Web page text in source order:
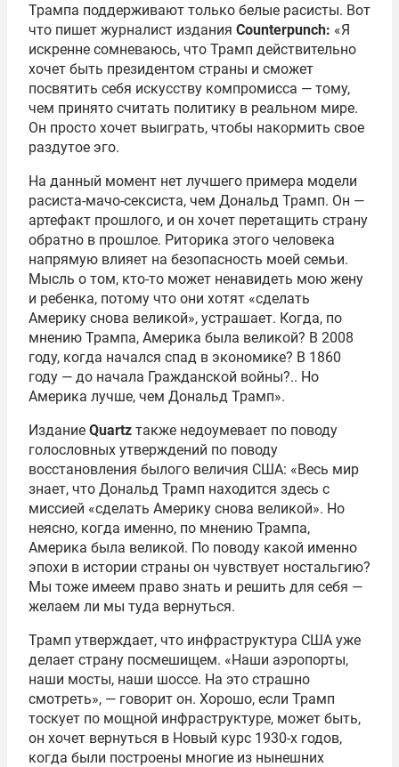
Трампа поддерживают только белые расисты. Вот
что пишет журналист издания Counterpunch: «Я
искренне сомневаюсь, что Трамп действительно
хочет быть президентом страны и сможет
посвятить себя искусству компромисса — тому,
чем принято считать политику в реальном мире.
Он просто хочет выиграть, чтобы накормить свое
раздутое эго.
На данный момент нет лучшего примера модели
расиста-мачо-сексиста, чем Дональд Трамп. Он —
артефакт прошлого, и он хочет перетащить страну
обратно в прошлое. Риторика этого человека
напрямую влияет на безопасность моей семьи.
Мысль о том, кто-то может ненавидеть мою жену
и ребенка, потому что они хотят «сделать
Америку снова великой», устрашает. Когда, по
мнению Трампа, Америка была великой? В 2008
году, когда начался спад в экономике? В 1860
году — до начала Гражданской войны?.. Но
Америка лучше, чем Дональд Трамп».
Издание Quartz также недоумевает по поводу
голословных утверждений по поводу
восстановления былого величия США: «Весь мир
знает, что Дональд Трамп находится здесь с
миссией «сделать Америку снова великой». Но
неясно, когда именно, по мнению Трампа,
Америка была великой. По поводу какой именно
эпохи в истории страны он чувствует ностальгию?
Мы тоже имеем право знать и решить для себя —
желаем ли мы туда вернуться.
Трамп утверждает, что инфраструктура США уже
делает страну посмешищем. «Наши аэропорты,
наши мосты, наши шоссе. На это страшно
смотреть», — говорит он. Хорошо, если Трамп
тоскует по мощной инфраструктуре, может быть,
он хочет вернуться в Новый курс 1930-х годов,
когда были построены многие из нынешних